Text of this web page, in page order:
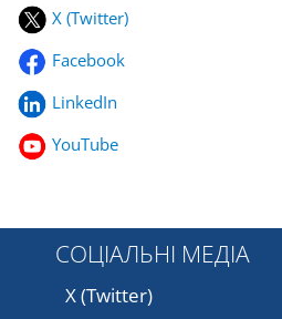
X (Twitter)
Facebook
LinkedIn
YouTube
СОЦІАЛЬНІ МЕДІА
X (Twitter)